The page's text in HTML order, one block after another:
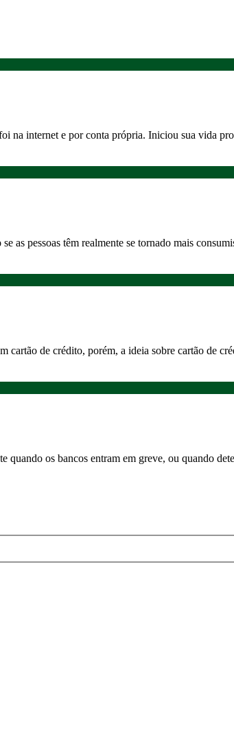
na internet e por conta própria. Iniciou sua vida
as pessoas têm realmente se tornado mais
de crédito, porém, a ideia sobre cartão de
quando os bancos entram em greve, ou quando